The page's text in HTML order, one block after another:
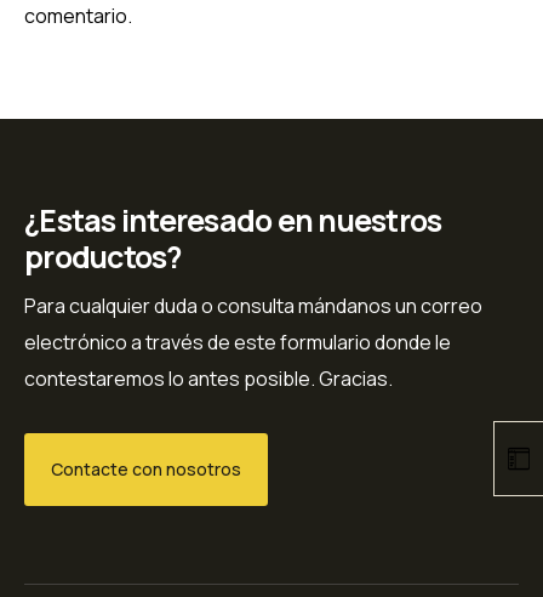
comentario.
¿Estas interesado en nuestros
productos?
Para cualquier duda o consulta mándanos un correo
electrónico a través de este formulario donde le
contestaremos lo antes posible. Gracias.
Contacte con nosotros